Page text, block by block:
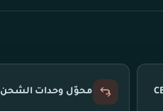
محوّل وحدات الشحن